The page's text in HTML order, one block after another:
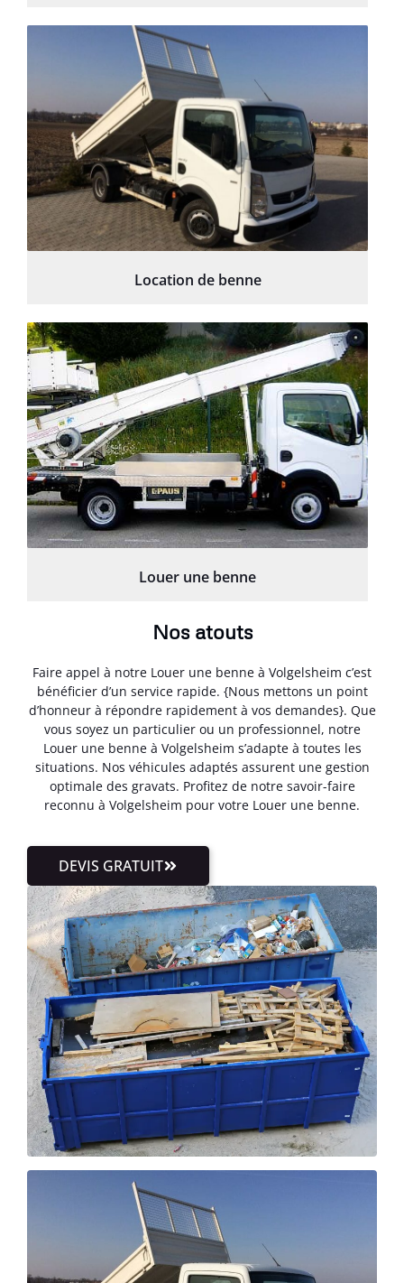
Location de benne
Louer une benne
Nos atouts
Faire appel à notre Louer une benne à Volgelsheim c’est
bénéficier d’un service rapide. {Nous mettons un point
d’honneur à répondre rapidement à vos demandes}. Que
vous soyez un particulier ou un professionnel, notre
Louer une benne à Volgelsheim s’adapte à toutes les
situations. Nos véhicules adaptés assurent une gestion
optimale des gravats. Profitez de notre savoir-faire
reconnu à Volgelsheim pour votre Louer une benne.
DEVIS GRATUIT